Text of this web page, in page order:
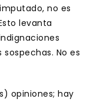
no es
levanta
No es
opiniones; hay